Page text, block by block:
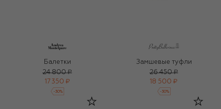
Балетки
24 800 ₽
17 350 ₽
-30%
Замшевые туфли
26 450 ₽
18 500 ₽
-30%